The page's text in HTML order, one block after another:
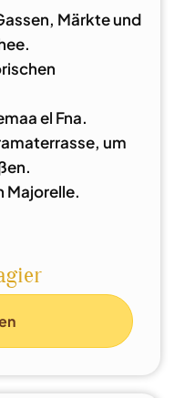
Märkte und
el Fna.
um
Majorelle.